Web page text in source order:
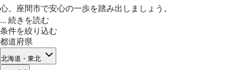
心。座間市で安心の一歩を踏み出しましょう。
... 続きを読む
条件を絞り込む
都道府県
北海道・東北